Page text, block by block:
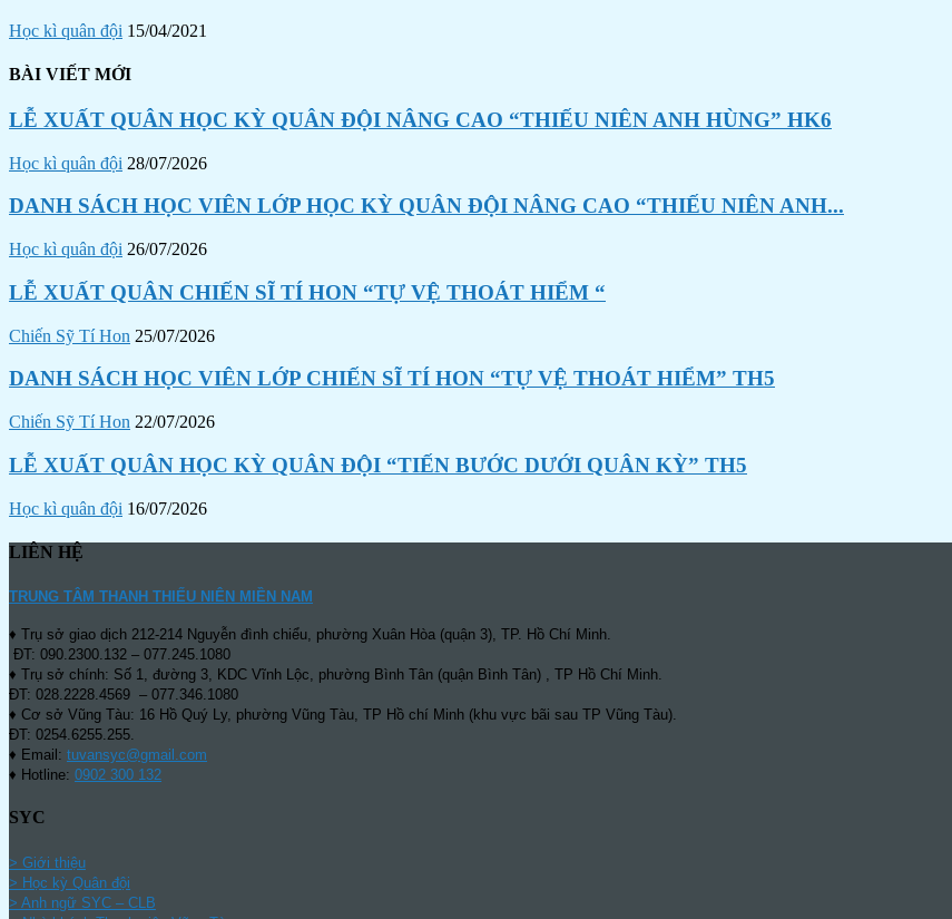
Học kì quân đội 15/04/2021
BÀI VIẾT MỚI
LỄ XUẤT QUÂN HỌC KỲ QUÂN ĐỘI NÂNG CAO “THIẾU NIÊN ANH HÙNG” HK6
Học kì quân đội 28/07/2026
DANH SÁCH HỌC VIÊN LỚP HỌC KỲ QUÂN ĐỘI NÂNG CAO “THIẾU NIÊN ANH...
Học kì quân đội 26/07/2026
LỄ XUẤT QUÂN CHIẾN SĨ TÍ HON “TỰ VỆ THOÁT HIỂM “
Chiến Sỹ Tí Hon 25/07/2026
DANH SÁCH HỌC VIÊN LỚP CHIẾN SĨ TÍ HON “TỰ VỆ THOÁT HIỂM” TH5
Chiến Sỹ Tí Hon 22/07/2026
LỄ XUẤT QUÂN HỌC KỲ QUÂN ĐỘI “TIẾN BƯỚC DƯỚI QUÂN KỲ” TH5
Học kì quân đội 16/07/2026
LIÊN HỆ
TRUNG TÂM THANH THIẾU NIÊN MIỀN NAM
♦ Trụ sở giao dịch 212-214 Nguyễn đình chiểu, phường Xuân Hòa (quận 3), TP. Hồ Chí Minh.
ĐT: 090.2300.132 – 077.245.1080
♦ Trụ sở chính: Số 1, đường 3, KDC Vĩnh Lộc, phường Bình Tân (quận Bình Tân) , TP Hồ Chí Minh.
ĐT: 028.2228.4569 – 077.346.1080
♦ Cơ sở Vũng Tàu: 16 Hồ Quý Ly, phường Vũng Tàu, TP Hồ chí Minh (khu vực bãi sau TP Vũng Tàu).
ĐT: 0254.6255.255.
♦ Email: tuvansyc@gmail.com
♦ Hotline: 0902 300 132
SYC
> Giới thiệu
> Học kỳ Quân đội
> Anh ngữ SYC – CLB